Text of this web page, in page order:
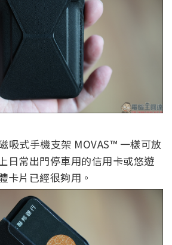
吸式手機支架 MOVAS™ 一樣可放
日常出門停車用的信用卡或悠遊
卡片已經很夠用。